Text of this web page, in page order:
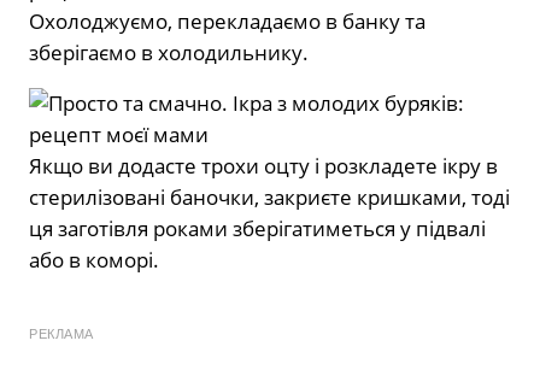
Охолоджуємо, перекладаємо в банку та
зберігаємо в холодильнику.
Якщо ви додасте трохи оцту і розкладете ікру в
стерилізовані баночки, закриєте кришками, тоді
ця заготівля роками зберігатиметься у підвалі
або в коморі.
РЕКЛАМА